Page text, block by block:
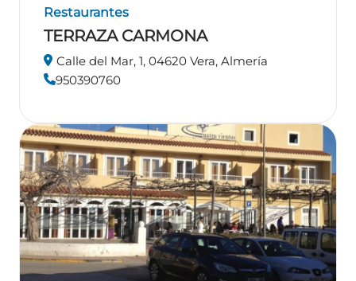
Restaurantes
TERRAZA CARMONA
Calle del Mar, 1, 04620 Vera, Almería
950390760